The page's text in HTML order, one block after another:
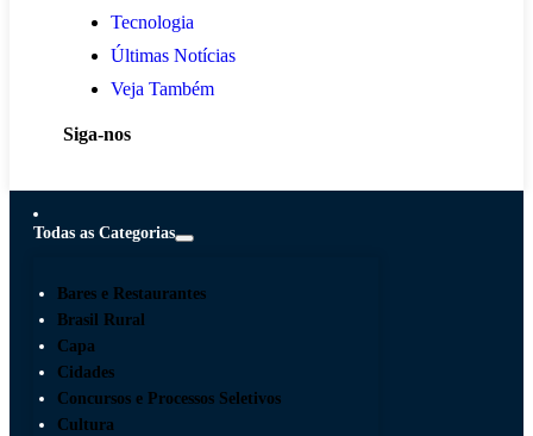
Tecnologia
Últimas Notícias
Veja Também
Siga-nos
Todas as Categorias
Bares e Restaurantes
Brasil Rural
Capa
Cidades
Concursos e Processos Seletivos
Cultura